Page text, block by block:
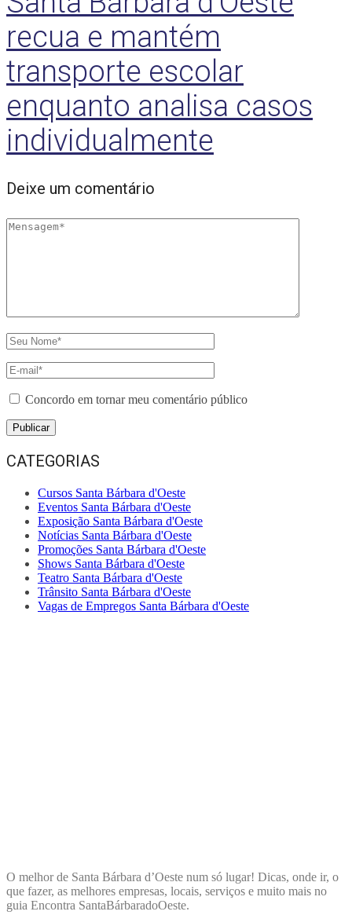
recua e mantém
transporte escolar
enquanto analisa casos
individualmente
Deixe um comentário
Concordo em tornar meu comentário público
CATEGORIAS
Cursos Santa Bárbara d'Oeste
Eventos Santa Bárbara d'Oeste
Exposição Santa Bárbara d'Oeste
Notícias Santa Bárbara d'Oeste
Promoções Santa Bárbara d'Oeste
Shows Santa Bárbara d'Oeste
Teatro Santa Bárbara d'Oeste
Trânsito Santa Bárbara d'Oeste
Vagas de Empregos Santa Bárbara d'Oeste
O melhor de Santa Bárbara d’Oeste num só lugar! Dicas, onde ir, o
que fazer, as melhores empresas, locais, serviços e muito mais no
guia Encontra SantaBárbaradoOeste.